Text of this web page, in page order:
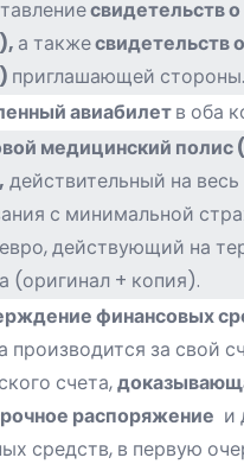
свидетельств
а такжесвидетельств
приглашающей стороны.
авиабилетв оба
медицинский полис
действительный на
с минимальной
действующий на
(оригинал + копия).
финансовых
производится за свой
счета,
распоряжение и
средств, в первую